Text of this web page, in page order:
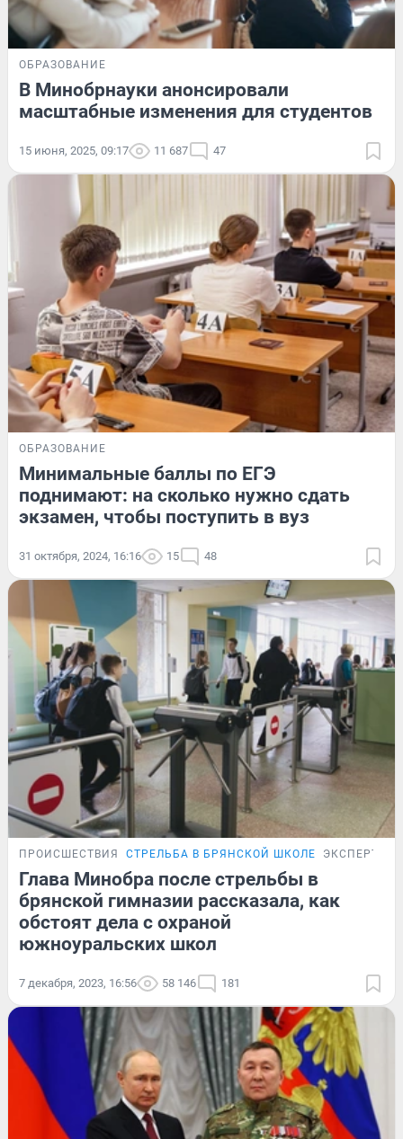
ОБРАЗОВАНИЕ
В Минобрнауки анонсировали
масштабные изменения для студентов
15 июня, 2025, 09:17 11 687 47
ОБРАЗОВАНИЕ
Минимальные баллы по ЕГЭ
поднимают: на сколько нужно сдать
экзамен, чтобы поступить в вуз
31 октября, 2024, 16:16 15 48
ПРОИСШЕСТВИЯ СТРЕЛЬБА В БРЯНСКОЙ ШКОЛЕ ЭКСПЕРТ
Глава Минобра после стрельбы в
брянской гимназии рассказала, как
обстоят дела с охраной
южноуральских школ
7 декабря, 2023, 16:56 58 146 181